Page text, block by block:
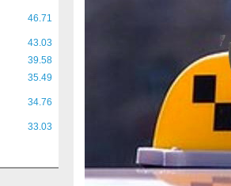
46.71
43.03
39.58
35.49
34.76
33.03